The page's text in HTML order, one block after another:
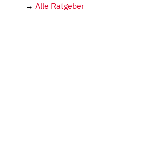
→ Alle Ratgeber